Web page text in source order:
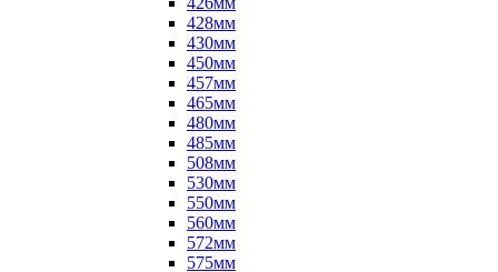
428мм
430мм
450мм
457мм
465мм
480мм
485мм
508мм
530мм
550мм
560мм
572мм
575мм